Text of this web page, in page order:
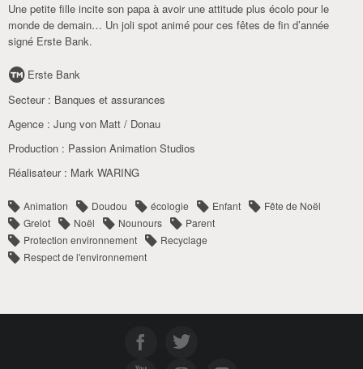
Une petite fille incite son papa à avoir une attitude plus écolo pour le
monde de demain… Un joli spot animé pour ces fêtes de fin d’année
signé Erste Bank.
Erste Bank
Secteur : Banques et assurances
Agence : Jung von Matt / Donau
Production : Passion Animation Studios
Réalisateur : Mark WARING
Animation Doudou écologie Enfant
Fête de Noël
Grelot
Noël Nounours
Parent
Protection environnement
Recyclage
Respect de l'environnement